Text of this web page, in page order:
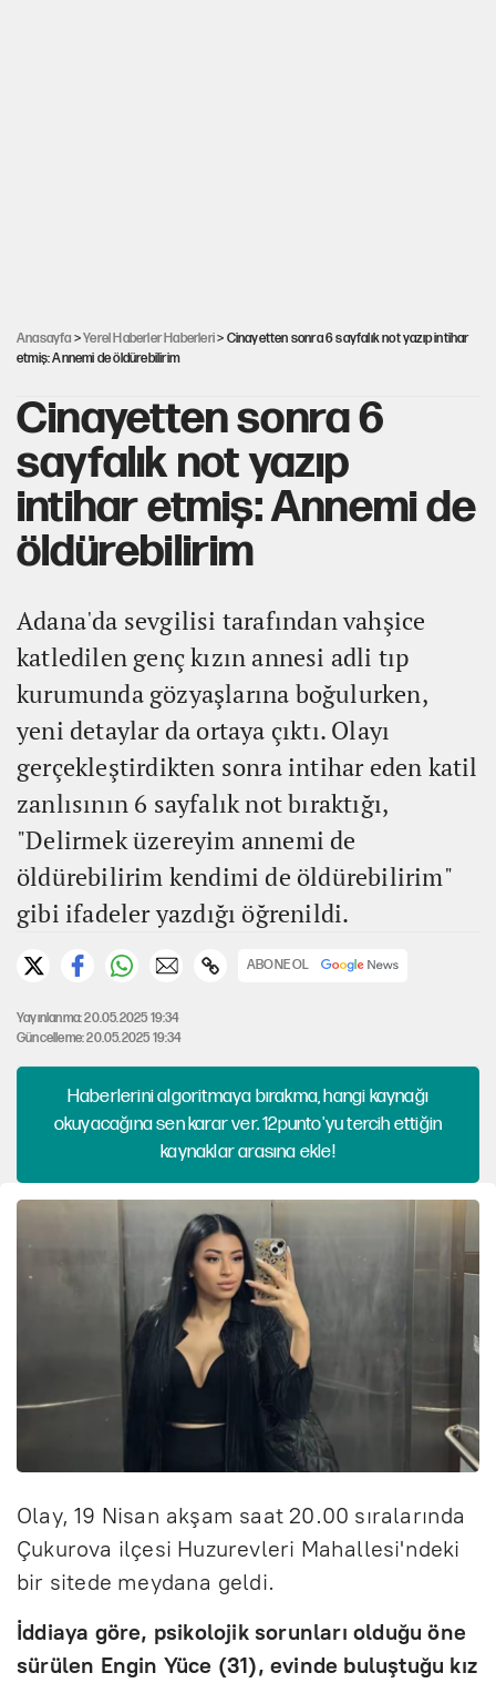
Anasayfa >Yerel Haberler Haberleri> Cinayetten sonra 6 sayfalık not yazıp intihar
etmiş: Annemi de öldürebilirim
Cinayetten sonra 6
sayfalık not yazıp
intihar etmiş: Annemi de
öldürebilirim
Adana'da sevgilisi tarafından vahşice
katledilen genç kızın annesi adli tıp
kurumunda gözyaşlarına boğulurken,
yeni detaylar da ortaya çıktı. Olayı
gerçekleştirdikten sonra intihar eden katil
zanlısının 6 sayfalık not bıraktığı,
"Delirmek üzereyim annemi de
öldürebilirim kendimi de öldürebilirim"
gibi ifadeler yazdığı öğrenildi.
ABONE OL
Yayınlanma: 20.05.2025 19:34
Güncelleme: 20.05.2025 19:34
Haberlerini algoritmaya bırakma, hangi kaynağı
okuyacağına sen karar ver. 12punto'yu tercih ettiğin
kaynaklar arasına ekle!
Olay, 19 Nisan akşam saat 20.00 sıralarında
Çukurova ilçesi Huzurevleri Mahallesi'ndeki
bir sitede meydana geldi.
İddiaya göre, psikolojik sorunları olduğu öne
sürülen Engin Yüce (31), evinde buluştuğu kız